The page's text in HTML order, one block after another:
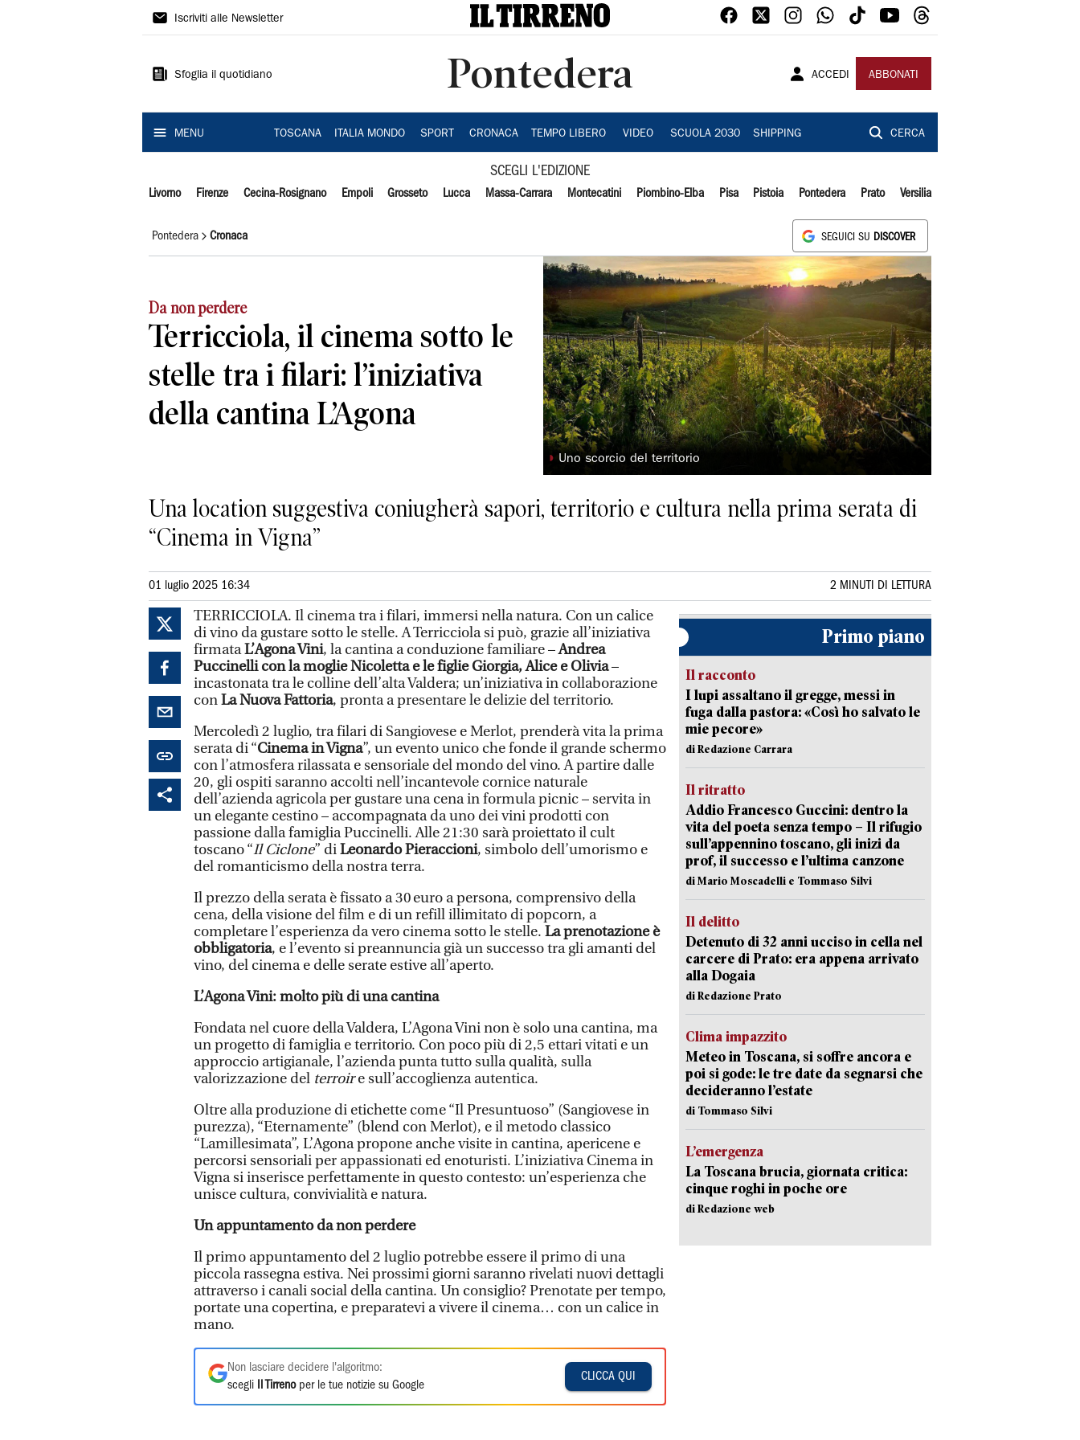
Il
Iscriviti alle Newsletter
Sfoglia il quotidiano Pontedera ACCEDI ABBONATI
MENU TOSCANA ITALIA MONDO SPORT CRONACA TEMPO LIBERO VIDEO SCUOLA 2030 SHIPPING CERCA
SCEGLI L'EDIZIONE
Livorno Firenze Cecina-Rosignano Empoli Grosseto Lucca Massa-Carrara Montecatini Piombino-Elba Pisa Pistoia Pontedera Prato Versilia
Pontedera Cronaca SEGUICI SU DISCOVER
Da non perdere
Terricciola, il cinema sotto le
stelle tra i filari: l’iniziativa
della cantina L’Agona
◗ Uno scorcio del territorio
Una location suggestiva coniugherà sapori, territorio e cultura nella prima serata di
“Cinema in Vigna”
01 luglio 2025 16:34 2 MINUTI DI LETTURA
TERRICCIOLA. Il cinema tra i filari, immersi nella natura. Con un calice
di vino da gustare sotto le stelle. A Terricciola si può, grazie all’iniziativa
firmataL’Agona Vini, la cantina a conduzione familiare –Andrea
Puccinelli con la moglie Nicoletta e le figlie Giorgia, Alice e Olivia–
incastonata tra le colline dell’alta Valdera; un’iniziativa in collaborazione
conLa Nuova Fattoria, pronta a presentare le delizie del territorio.
Mercoledì 2 luglio, tra filari di Sangiovese e Merlot, prenderà vita la prima
serata di “Cinema in Vigna”, un evento unico che fonde il grande schermo
con l’atmosfera rilassata e sensoriale del mondo del vino. A partire dalle
20, gli ospiti saranno accolti nell’incantevole cornice naturale
dell’azienda agricola per gustare una cena in formula picnic – servita in
un elegante cestino – accompagnata da uno dei vini prodotti con
passione dalla famiglia Puccinelli. Alle 21:30 sarà proiettato il cult
toscano “Il Ciclone” diLeonardo Pieraccioni, simbolo dell’umorismo e
del romanticismo della nostra terra.
Il prezzo della serata è fissato a 30 euro a persona, comprensivo della
cena, della visione del film e di un refill illimitato di popcorn, a
completare l’esperienza da vero cinema sotto le stelle. La prenotazione è
obbligatoria, e l’evento si preannuncia già un successo tra gli amanti del
vino, del cinema e delle serate estive all’aperto.
L’Agona Vini: molto più di una cantina
Fondata nel cuore della Valdera, L’Agona Vini non è solo una cantina, ma
un progetto di famiglia e territorio. Con poco più di 2,5 ettari vitati e un
approccio artigianale, l’azienda punta tutto sulla qualità, sulla
valorizzazione del terroire sull’accoglienza autentica.
Oltre alla produzione di etichette come “Il Presuntuoso” (Sangiovese in
purezza), “Eternamente” (blend con Merlot), e il metodo classico
“Lamillesimata”, L’Agona propone anche visite in cantina, apericene e
percorsi sensoriali per appassionati ed enoturisti. L’iniziativa Cinema in
Vigna si inserisce perfettamente in questo contesto: un’esperienza che
unisce cultura, convivialità e natura.
Un appuntamento da non perdere
Il primo appuntamento del 2 luglio potrebbe essere il primo di una
piccola rassegna estiva. Nei prossimi giorni saranno rivelati nuovi dettagli
attraverso i canali social della cantina. Un consiglio? Prenotate per tempo,
portate una copertina, e preparatevi a vivere il cinema… con un calice in
mano.
Non lasciare decidere l'algoritmo:
scegli
Il Tirrenoper le tue notizie su Google
CLICCA QUI
Primo piano
Il racconto
I lupi assaltano il gregge, messi in
fuga dalla pastora: «Così ho salvato le
mie pecore»
di Redazione Carrara
Il ritratto
Addio Francesco Guccini: dentro la
vita del poeta senza tempo – Il rifugio
sull’appennino toscano, gli inizi da
prof, il successo e l’ultima canzone
di Mario Moscadelli e Tommaso Silvi
Il delitto
Detenuto di 32 anni ucciso in cella nel
carcere di Prato: era appena arrivato
alla Dogaia
di Redazione Prato
Clima impazzito
Meteo in Toscana, si soffre ancora e
poi si gode: le tre date da segnarsi che
decideranno l’estate
di Tommaso Silvi
L’emergenza
La Toscana brucia, giornata critica:
cinque roghi in poche ore
di Redazione web